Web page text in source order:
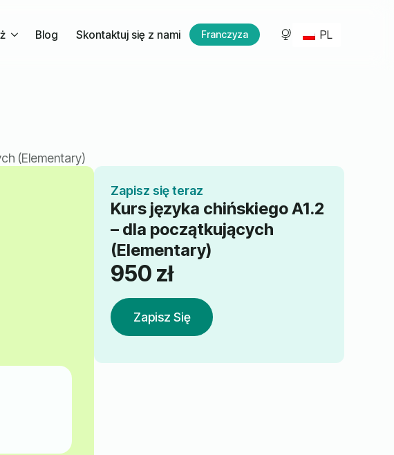
Blog Skontaktuj się z nami Franczyza PL
(Elementary)
Zapisz się teraz
Kurs języka chińskiego A1.2
– dla początkujących
(Elementary)
950 zł
Zapisz Się